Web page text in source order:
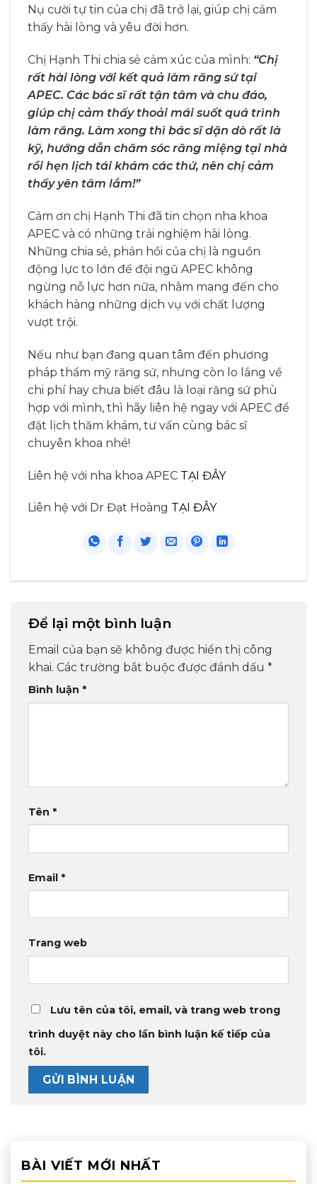
Nụ cười tự tin của chị đã trở lại, giúp chị cảm
thấy hài lòng và yêu đời hơn.
Chị Hạnh Thi chia sẻ cảm xúc của mình: “Chị
rất hài lòng với kết quả làm răng sứ tại
APEC. Các bác sĩ rất tận tâm và chu đáo,
giúp chị cảm thấy thoải mái suốt quá trình
làm răng. Làm xong thì bác sĩ dặn dò rất là
kỹ, hướng dẫn chăm sóc răng miệng tại nhà
rồi hẹn lịch tái khám các thứ, nên chị cảm
thấy yên tâm lắm!”
Cảm ơn chị Hạnh Thi đã tin chọn nha khoa
APEC và có những trải nghiệm hài lòng.
Những chia sẻ, phản hồi của chị là nguồn
động lực to lớn để đội ngũ APEC không
ngừng nỗ lực hơn nữa, nhằm mang đến cho
khách hàng những dịch vụ với chất lượng
vượt trội.
Nếu như bạn đang quan tâm đến phương
pháp thẩm mỹ răng sứ, nhưng còn lo lắng về
chi phí hay chưa biết đâu là loại răng sứ phù
hợp với mình, thì hãy liên hệ ngay với APEC để
đặt lịch thăm khám, tư vấn cùng bác sĩ
chuyên khoa nhé!
Liên hệ với nha khoa APEC TẠI ĐÂY
Liên hệ với Dr Đạt Hoàng TẠI ĐÂY
Để lại một bình luận
Email của bạn sẽ không được hiển thị công
khai. Các trường bắt buộc được đánh dấu *
Bình luận *
Tên *
Email *
Trang web
Lưu tên của tôi, email, và trang web trong
trình duyệt này cho lần bình luận kế tiếp của
tôi.
BÀI VIẾT MỚI NHẤT